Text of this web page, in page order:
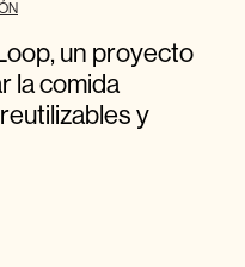
un proyecto
la comida
y